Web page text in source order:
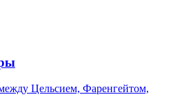
Цельсием, Фаренгейтом,